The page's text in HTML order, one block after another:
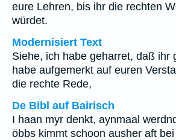
eure Lehren, bis ihr die rechten
würdet.
Modernisiert Text
Siehe, ich habe geharret, daß ihr
habe aufgemerkt auf euren
die rechte Rede,
De Bibl auf Bairisch
I haan myr denkt, aynmaal
öbbs kimmt schoon ausher aft